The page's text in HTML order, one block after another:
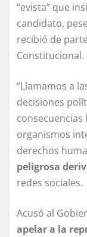
“evista” que
candidato,
recibió de
Constitucional.
“Llamamos a
decisiones
consecuencias
organismos
derechos
peligrosa
redes sociales.
Acusó al
apelar a la